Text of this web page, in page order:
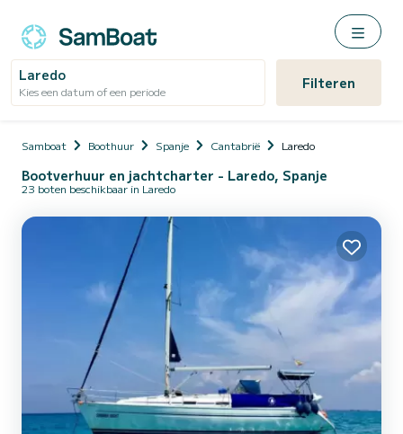
Laredo
Kies een datum of een periode Filteren
Samboat Boothuur Spanje Cantabrië Laredo
Bootverhuur en jachtcharter - Laredo, Spanje
23 boten beschikbaar in Laredo